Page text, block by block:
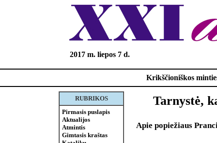
2017 m. liepos 7 d.
Krikščioniškos
RUBRIKOS
Pirmasis puslapis
Aktualijos
Atmintis
Gimtasis kraštas
Tarnystė,
Apie popiežiaus